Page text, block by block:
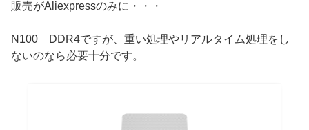
販売がAliexpressのみに・・・
N100 DDR4ですが、重い処理やリアルタイム処理をし
ないのなら必要十分です。